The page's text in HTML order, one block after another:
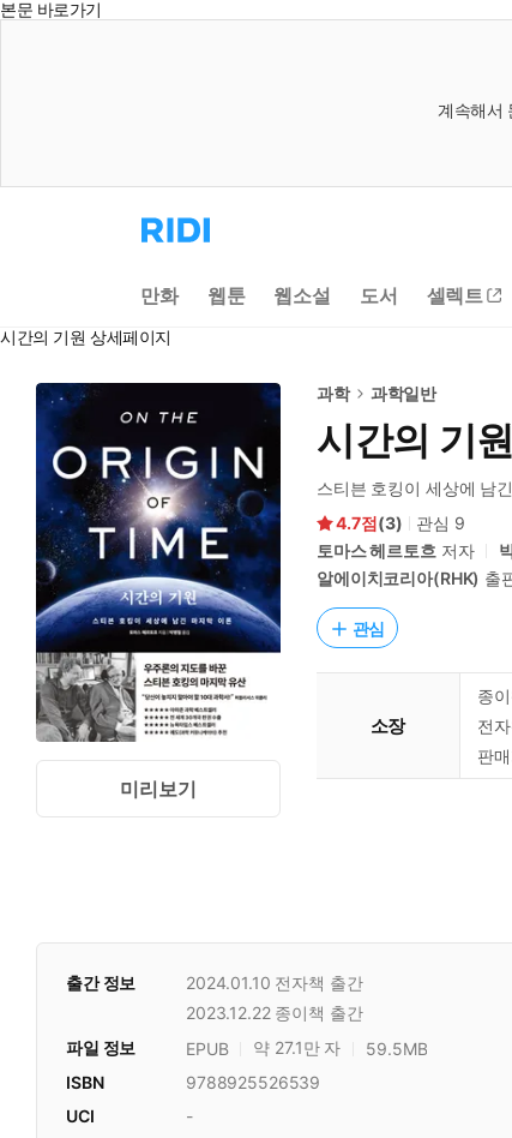
본문 바로가기
계속해서
리
디
으
로
동
만화 웹툰 웹소설 도서 셀렉트
시간의 기원 상세페이지
미리보기
과학 과학일반
시간의 기원
스티븐 호킹이 세상에 남
4.7
(3) 관심 9
토마스 헤르토흐 저자
알에이치코리아(RHK) 출
관심
소장
종
전
판
출간 정보 2024.01.10 전자책 출간
2023.12.22 종이책 출간
파일 정보 EPUB 약 27.1만 자 59.5MB
ISBN
9788925526539
UCI
-